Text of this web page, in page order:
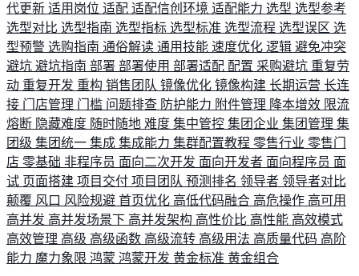
代更新 适用岗位 适配 适配信创环境 适配能力 选型 选型参考
选型对比 选型指南 选型指标 选型标准 选型流程 选型误区 选
型预警 选购指南 通俗解读 通用技能 速度优化 逻辑 避免冲突
避坑 避坑指南 部署 部署使用 部署适配 配置 采购避坑 重复劳
动 重复开发 重构 销售团队 镜像优化 镜像构建 长期运营 长连
接 门店管理 门槛 问题排查 防护能力 附件管理 降本增效 限流
熔断 隐藏难度 随时随地 难度 集中管控 集团企业 集团管理 集
团级 集团统一 集成 集成能力 集群配置教程 零售行业 零售门
店 零基础 非程序员 面向二次开发 面向开发者 面向程序员 面
试 页面搭建 项目交付 项目团队 预测排名 领导者 领导者对比
颠覆 风口 风险规避 首页优化 高低代码融合 高危操作 高可用
高并发 高并发场景下 高并发架构 高性价比 高性能 高效模式
高效管理 高级 高级函数 高级流转 高级用法 高质量代码 高阶
能力 魔力象限 鸿蒙 鸿蒙开发 黄金标准 黄金组合